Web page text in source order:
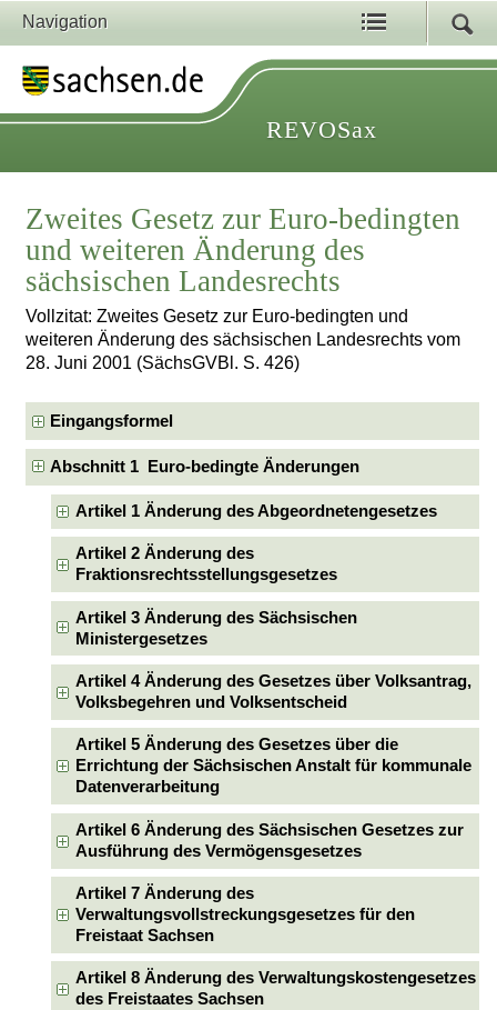
Navigation
REVOSax
Zweites Gesetz zur Euro-bedingten
und weiteren Änderung des
sächsischen Landesrechts
Vollzitat: Zweites Gesetz zur Euro-bedingten und
weiteren Änderung des sächsischen Landesrechts vom
28. Juni 2001 (SächsGVBl. S. 426)
Eingangsformel
Abschnitt 1 Euro-bedingte Änderungen
Artikel 1 Änderung des Abgeordnetengesetzes
Artikel 2 Änderung des
Fraktionsrechtsstellungsgesetzes
Artikel 3 Änderung des Sächsischen
Ministergesetzes
Artikel 4 Änderung des Gesetzes über Volksantrag,
Volksbegehren und Volksentscheid
Artikel 5 Änderung des Gesetzes über die
Errichtung der Sächsischen Anstalt für kommunale
Datenverarbeitung
Artikel 6 Änderung des Sächsischen Gesetzes zur
Ausführung des Vermögensgesetzes
Artikel 7 Änderung des
Verwaltungsvollstreckungsgesetzes für den
Freistaat Sachsen
Artikel 8 Änderung des Verwaltungskostengesetzes
des Freistaates Sachsen